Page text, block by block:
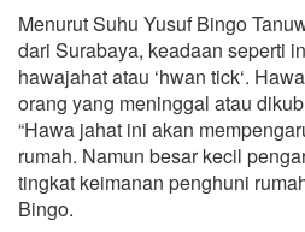
Menurut Suhu Yusuf Bingo
dari Surabaya, keadaan seperti
hawajahat atau ‘hwan tick‘.
orang yang meninggal atau
“Hawa jahat ini akan
rumah. Namun besar kecil
tingkat keimanan penghuni
Bingo.